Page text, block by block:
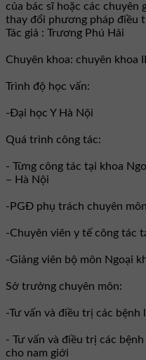
của bác sĩ hoặc các
thay đổi phương pháp điều
Tác giả : Trương Phú Hải
Chuyên khoa: chuyên khoa
Trình độ học vấn:
-Đại học Y Hà Nội
Quá trình công tác:
- Từng công tác tại khoa
– Hà Nội
-PGĐ phụ trách chuyên
-Chuyên viên y tế công tác
-Giảng viên bộ môn Ngoại
Sở trưởng chuyên môn:
-Tư vấn và điều trị các bệnh
- Tư vấn và điều trị các
cho nam giới